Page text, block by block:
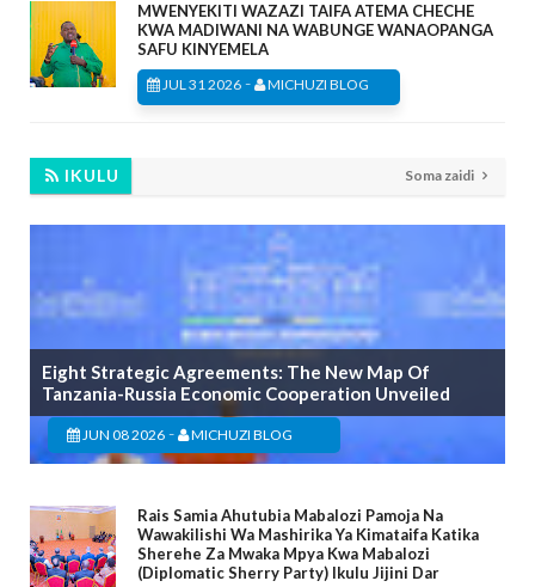
MWENYEKITI WAZAZI TAIFA ATEMA CHECHE
KWA MADIWANI NA WABUNGE WANAOPANGA
SAFU KINYEMELA
JUL 31 2026 - MICHUZI BLOG
IKULU Soma zaidi
Eight Strategic Agreements: The New Map Of
Tanzania-Russia Economic Cooperation Unveiled
JUN 08 2026 - MICHUZI BLOG
Rais Samia Ahutubia Mabalozi Pamoja Na
Wawakilishi Wa Mashirika Ya Kimataifa Katika
Sherehe Za Mwaka Mpya Kwa Mabalozi
(Diplomatic Sherry Party) Ikulu Jijini Dar